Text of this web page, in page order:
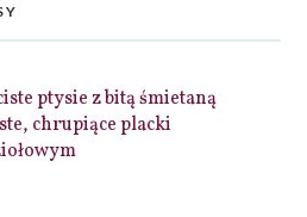
ptysie z bitą śmietaną
chrupiące placki